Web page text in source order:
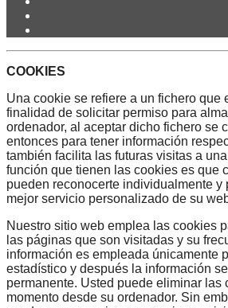
COOKIES
Una cookie se refiere a un fichero que
finalidad de solicitar permiso para
ordenador, al aceptar dicho fichero se
entonces para tener información
también facilita las futuras visitas a
función que tienen las cookies es que
pueden reconocerte individualmente y
mejor servicio personalizado de su
Nuestro sitio web emplea las cookies
las páginas que son visitadas y su
información es empleada únicamente
estadístico y después la información
permanente. Usted puede eliminar las
momento desde su ordenador. Sin